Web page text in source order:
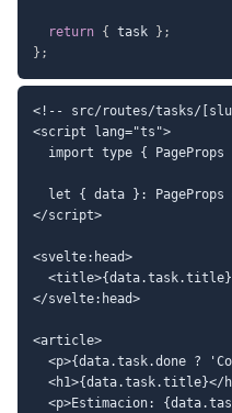
return { task } ;
} ;
<!-- src/routes/tasks/
<script lang="ts">
import type { PageProps
let { data }: PageProps
</script>
<svelte:head>
</svelte:head>
<article>
<p>{data.task.done ?
<h1>{data.task.title}</
<p>Estimacion: